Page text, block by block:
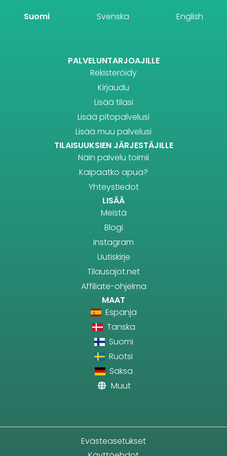
Suomi Svenska English
PALVELUNTARJOAJILLE
Rekisteröidy
Kirjaudu
Lisää tilasi
Lisää pitopalvelusi
Lisää muu palvelusi
TILAISUUKSIEN JÄRJESTÄJILLE
Näin palvelu toimii
Kaipaatko apua?
Yhteystiedot
LISÄÄ
Meistä
Blogi
Instagram
Uutiskirje
Tilausajot.net
Affiliate-ohjelma
MAAT
Espanja
Tanska
Suomi
Ruotsi
Saksa
Muut
Evästeasetukset